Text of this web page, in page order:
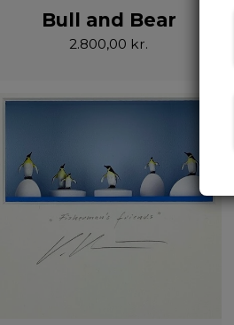
Bull and Bear
2.800,00 kr.